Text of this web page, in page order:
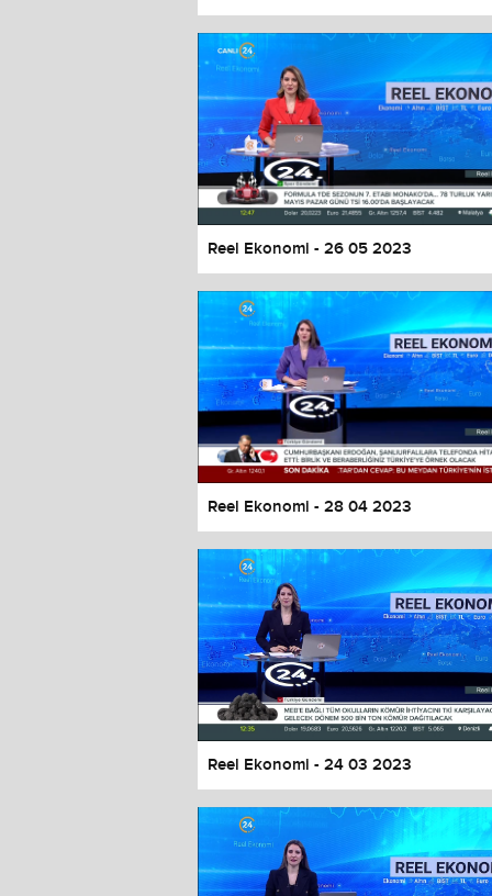
Window
Color
Transparency
Font Size
Text Edge Style
Font Family
Resetrestore all settings to the default
Close Modal Dialog
End of dialog window.
Reel Ekonomi - 26 05 2023
Reel Ekonomi - 28 04 2023
Reel Ekonomi - 24 03 2023